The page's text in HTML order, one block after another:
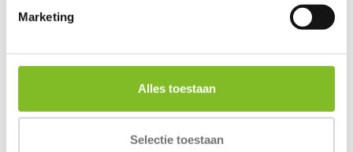
Marketing
Alles toestaan
Selectie toestaan
Harvard Parelgrijs Memory
Foam Orthopedisch Kussen
Vergelijk
€71,95
Harvard Grafietgrijs
Orthopedisch Kussen
€87,95
Incl. btw